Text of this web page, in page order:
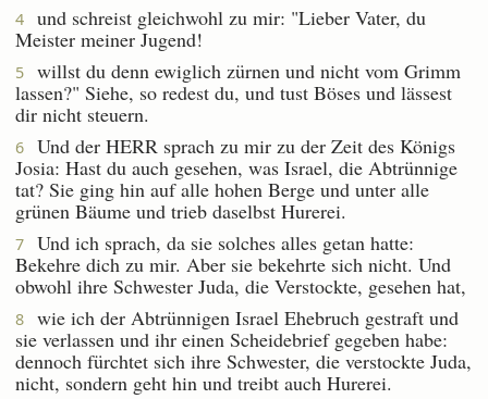
4
und schreist gleichwohl zu mir: "Lieber Vater, du
Meister meiner Jugend!
5
willst du denn ewiglich zürnen und nicht vom Grimm
lassen?" Siehe, so redest du, und tust Böses und lässest
dir nicht steuern.
6
Und der HERR sprach zu mir zu der Zeit des Königs
Josia: Hast du auch gesehen, was Israel, die Abtrünnige
tat? Sie ging hin auf alle hohen Berge und unter alle
grünen Bäume und trieb daselbst Hurerei.
7
Und ich sprach, da sie solches alles getan hatte:
Bekehre dich zu mir. Aber sie bekehrte sich nicht. Und
obwohl ihre Schwester Juda, die Verstockte, gesehen hat,
8
wie ich der Abtrünnigen Israel Ehebruch gestraft und
sie verlassen und ihr einen Scheidebrief gegeben habe:
dennoch fürchtet sich ihre Schwester, die verstockte Juda,
nicht, sondern geht hin und treibt auch Hurerei.